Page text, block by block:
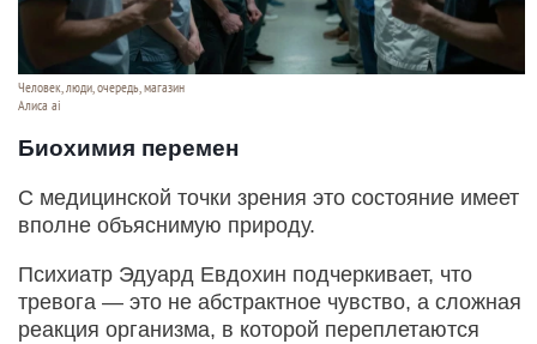
Человек, люди, очередь, магазин
Алиса ai
Биохимия перемен
С медицинской точки зрения это состояние имеет
вполне объяснимую природу.
Психиатр Эдуард Евдохин подчеркивает, что
тревога — это не абстрактное чувство, а сложная
реакция организма, в которой переплетаются